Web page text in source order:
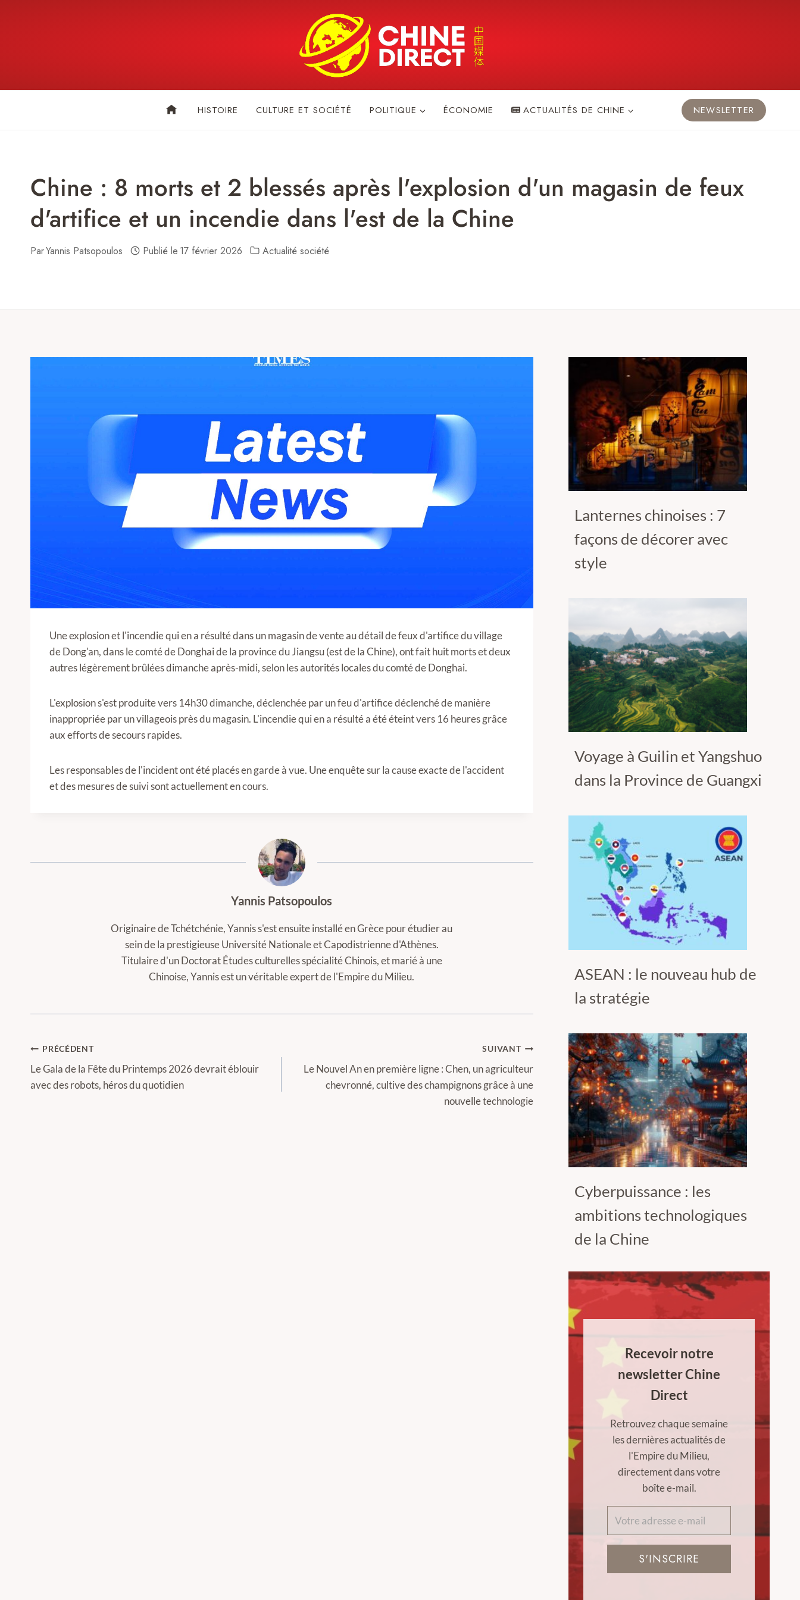
HISTOIRE CULTURE ET SOCIÉTÉ POLITIQUE ÉCONOMIE ACTUALITÉS DE CHINE NEWSLETTER
Chine : 8 morts et 2 blessés après l'explosion d'un magasin de feux
d'artifice et un incendie dans l'est de la Chine
ParYannis Patsopoulos Publié le 17 février 2026 Actualité société
Une explosion et l'incendie qui en a résulté dans un magasin de vente au détail de feux d'artifice du village
de Dong'an, dans le comté de Donghai de la province du Jiangsu (est de la Chine), ont fait huit morts et deux
autres légèrement brûlées dimanche après-midi, selon les autorités locales du comté de Donghai.
L'explosion s'est produite vers 14h30 dimanche, déclenchée par un feu d'artifice déclenché de manière
inappropriée par un villageois près du magasin. L'incendie qui en a résulté a été éteint vers 16 heures grâce
aux efforts de secours rapides.
Les responsables de l'incident ont été placés en garde à vue. Une enquête sur la cause exacte de l'accident
et des mesures de suivi sont actuellement en cours.
Yannis Patsopoulos
Originaire de Tchétchénie, Yannis s'est ensuite installé en Grèce pour étudier au
sein de la prestigieuse Université Nationale et Capodistrienne d'Athènes.
Titulaire d'un Doctorat Études culturelles spécialité Chinois, et marié à une
Chinoise, Yannis est un véritable expert de l'Empire du Milieu.
Navigation
de
l’article
PRÉCÉDENT
Le Gala de la Fête du Printemps 2026 devrait éblouir
avec des robots, héros du quotidien
SUIVANT
Le Nouvel An en première ligne : Chen, un agriculteur
chevronné, cultive des champignons grâce à une
nouvelle technologie
Lanternes chinoises : 7
façons de décorer avec
style
Voyage à Guilin et Yangshuo
dans la Province de Guangxi
ASEAN : le nouveau hub de
la stratégie
Cyberpuissance : les
ambitions technologiques
de la Chine
Recevoir notre
newsletter Chine
Direct
Retrouvez chaque semaine
les dernières actualités de
l'Empire du Milieu,
directement dans votre
boîte e-mail.
S'INSCRIRE